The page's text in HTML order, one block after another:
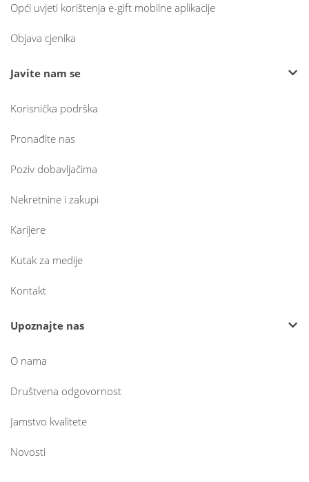
Opći uvjeti korištenja e-gift mobilne aplikacije
Objava cjenika
Javite nam se
Korisnička podrška
Pronađite nas
Poziv dobavljačima
Nekretnine i zakupi
Karijere
Kutak za medije
Kontakt
Upoznajte nas
O nama
Društvena odgovornost
Jamstvo kvalitete
Novosti